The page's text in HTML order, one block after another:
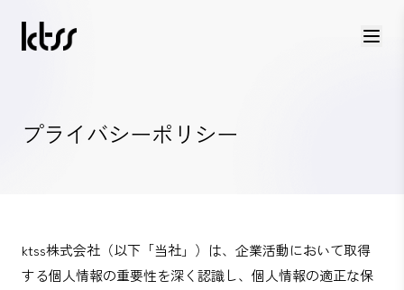
プライバシーポリシー
ktss株式会社（以下「当社」）は、企業活動において取得
する個人情報の重要性を深く認識し、個人情報の適正な保